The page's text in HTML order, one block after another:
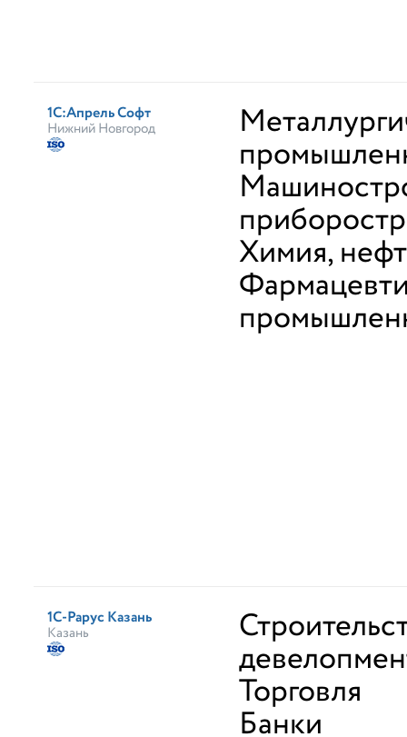
1С:Апрель Софт
Нижний Новгород
Химия,
1С-Рарус Казань
Казань
Торговля
Банки